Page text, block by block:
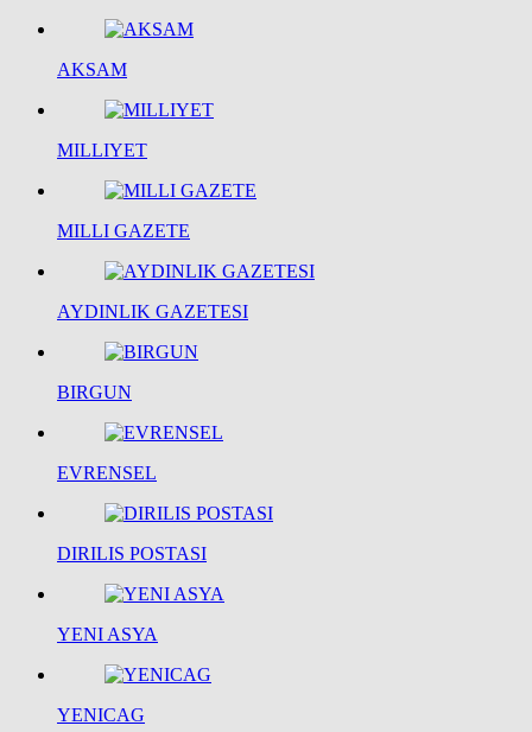
AKSAM
MILLIYET
MILLI GAZETE
AYDINLIK GAZETESI
BIRGUN
EVRENSEL
DIRILIS POSTASI
YENI ASYA
YENICAG